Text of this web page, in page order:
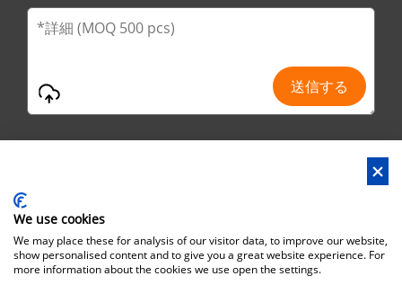
アドレス : No.29 Jinfu 2nd Road, Huanan Ind Park,Liaobo市,東莞
市,広東省,中国
オフィスアドレス : No.6 Zhuangyuan Road, Park Songshan Lake,
We use cookies
We may place these for analysis of our visitor data, to improve our website,
show personalised content and to give you a great website experience. For
more information about the cookies we use open the settings.